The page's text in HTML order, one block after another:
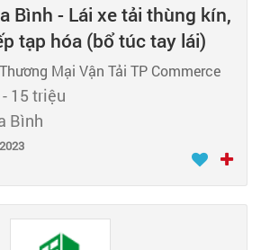
Bình - Lái xe tải thùng kín,
tạp hóa (bổ túc tay lái)
Mại Vận Tải TP Commerce
15 triệu
Bình